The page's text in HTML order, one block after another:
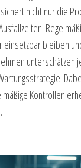
nicht nur die
einsetzbar bleiben
unterschätzen
Kontrollen